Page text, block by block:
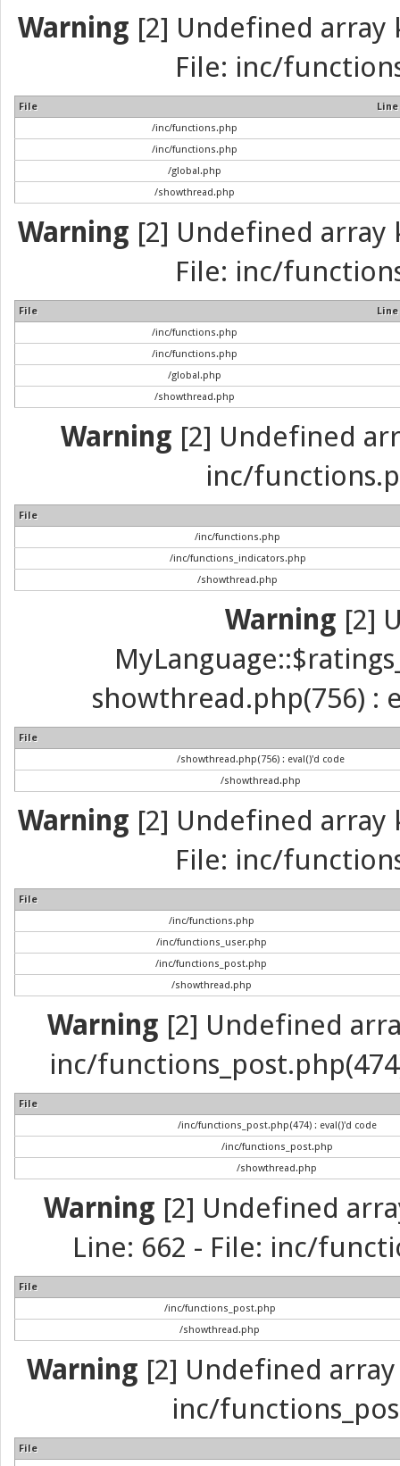
Warning [2] Undefined array
File: inc/
File
Line
/inc/functions.php
/inc/functions.php
/global.php
/showthread.php
Warning [2] Undefined array
File: inc/
File
Line
/inc/functions.php
/inc/functions.php
/global.php
/showthread.php
Warning [2] Undefined
inc/
File
/inc/functions.php
/inc/functions_indicators.php
/showthread.php
Warning [2]
showthread.php(756) :
File
/showthread.php(756) : eval()'d code
/showthread.php
Warning [2] Undefined array
File: inc/
File
/inc/functions.php
/inc/functions_user.php
/inc/functions_post.php
/showthread.php
Warning [2] Undefined
inc/
File
/inc/functions_post.php(474) : eval()'d code
/inc/functions_post.php
/showthread.php
Warning [2] Undefined
Line: 662 - File: inc/
File
/inc/functions_post.php
/showthread.php
Warning [2] Undefined
inc/
File